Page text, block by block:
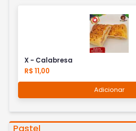
X - Calabresa
R$ 11,00
Adicionar